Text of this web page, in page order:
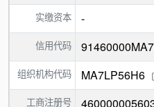
实缴资本 -
信用代码
组织机构代码 MA7LP56H6
工商注册号